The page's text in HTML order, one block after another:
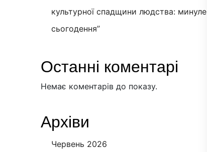
культурної спадщини людства:
сьогодення”
Останні коментарі
Немає коментарів до показу.
Архіви
Червень 2026